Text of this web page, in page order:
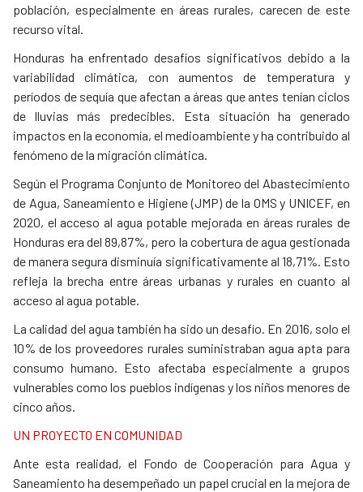
población, especialmente en áreas rurales, carecen de este
recurso vital.
Honduras ha enfrentado desafíos significativos debido a la
variabilidad climática, con aumentos de temperatura y
períodos de sequía que afectan a áreas que antes tenían ciclos
de lluvias más predecibles. Esta situación ha generado
impactos en la economía, el medioambiente y ha contribuido al
fenómeno de la migración climática.
Según el Programa Conjunto de Monitoreo del Abastecimiento
de Agua, Saneamiento e Higiene (JMP) de la OMS y UNICEF, en
2020, el acceso al agua potable mejorada en áreas rurales de
Honduras era del 89,87%, pero la cobertura de agua gestionada
de manera segura disminuía significativamente al 18,71%. Esto
refleja la brecha entre áreas urbanas y rurales en cuanto al
acceso al agua potable.
La calidad del agua también ha sido un desafío. En 2016, solo el
10% de los proveedores rurales suministraban agua apta para
consumo humano. Esto afectaba especialmente a grupos
vulnerables como los pueblos indígenas y los niños menores de
cinco años.
UN PROYECTO EN COMUNIDAD
Ante esta realidad, el Fondo de Cooperación para Agua y
Saneamiento ha desempeñado un papel crucial en la mejora de